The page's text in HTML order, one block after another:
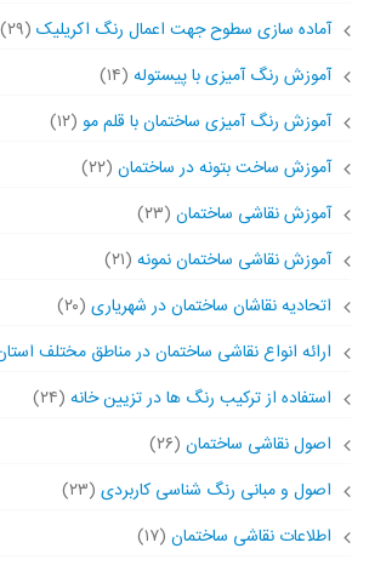
آماده سازی سطوح جهت اعمال رنگ اکریلیک (۲۹)
آموزش رنگ آمیزی با پیستوله (۱۴)
آموزش رنگ آمیزی ساختمان با قلم مو (۱۲)
آموزش ساخت بتونه در ساختمان (۲۲)
آموزش نقاشی ساختمان (۲۳)
آموزش نقاشی ساختمان نمونه (۲۱)
اتحادیه نقاشان ساختمان در شهریاری (۲۰)
ارائه انواع نقاشی ساختمان در مناطق مختلف
استفاده از ترکیب رنگ ها در تزیین خانه (۲۴)
اصول نقاشی ساختمان (۲۶)
اصول و مبانی رنگ شناسی کاربردی (۲۳)
اطلاعات نقاشی ساختمان (۱۷)